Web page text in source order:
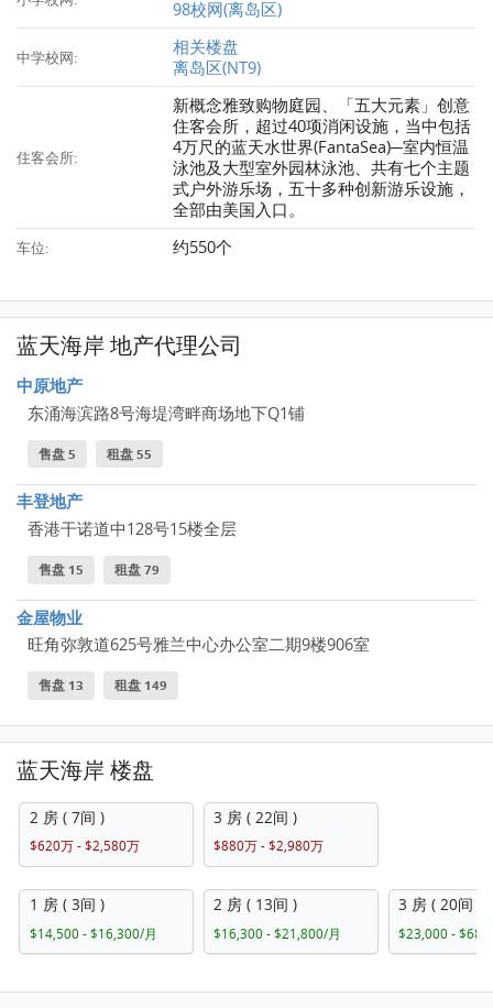
98校网(离岛区)
中学校网:
相关楼盘
离岛区(NT9)
住客会所:
新概念雅致购物庭园、「五大元素」创意
住客会所，超过40项消闲设施，当中包括
4万尺的蓝天水世界(FantaSea)─室内恒温
泳池及大型室外园林泳池、共有七个主题
式户外游乐场，五十多种创新游乐设施，
全部由美国入口。
车位: 约550个
蓝天海岸 地产代理公司
中原地产
东涌海滨路8号海堤湾畔商场地下Q1铺
售盘 5 租盘 55
丰登地产
香港干诺道中128号15楼全层
售盘 15 租盘 79
金屋物业
旺角弥敦道625号雅兰中心办公室二期9楼906室
售盘 13 租盘 149
蓝天海岸 楼盘
2 房 ( 7间 )
$620万 - $2,580万
3 房 ( 22间 )
$880万 - $2,980万
1 房 ( 3间 )
$14,500 - $16,300/月
2 房 ( 13间 )
$16,300 - $21,800/月
3 房 ( 20间 )
$23,000 -